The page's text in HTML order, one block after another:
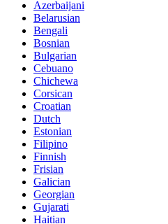
Azerbaijani
Belarusian
Bengali
Bosnian
Bulgarian
Cebuano
Chichewa
Corsican
Croatian
Dutch
Estonian
Filipino
Finnish
Frisian
Galician
Georgian
Gujarati
Haitian